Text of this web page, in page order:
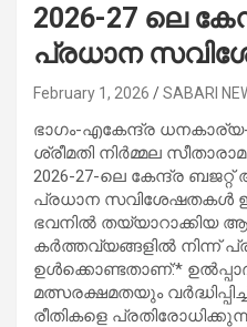
2026-27 ലെ
പ്രധാന
February 1, 2026 SABARI
ഭാഗം-എകേന്ദ്ര ധനകാര്യ-
ശ്രീമതി നിർമ്മല
2026-27-ലെ കേന്ദ്ര ബജറ്റ്
പ്രധാന സവിശേഷതകൾ
ഭവനിൽ തയ്യാറാക്കിയ
കർത്തവ്യങ്ങളിൽ നിന്ന്
ഉൾക്കൊണ്ടതാണ്:*
മത്സരക്ഷമതയും
രീതികളെ